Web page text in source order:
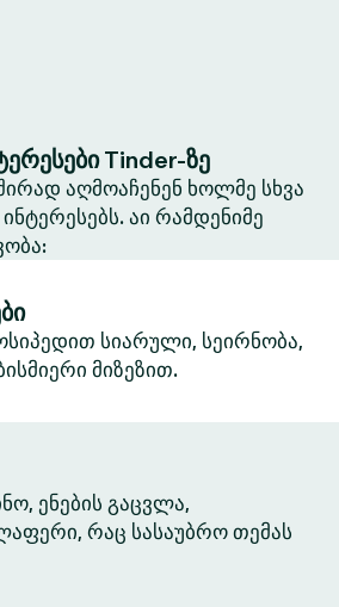
Tinder-ზე
აღმოაჩენენ ხოლმე სხვა
აი რამდენიმე
სიარული, სეირნობა,
მიზეზით.
ენების გაცვლა,
რაც სასაუბრო თემას